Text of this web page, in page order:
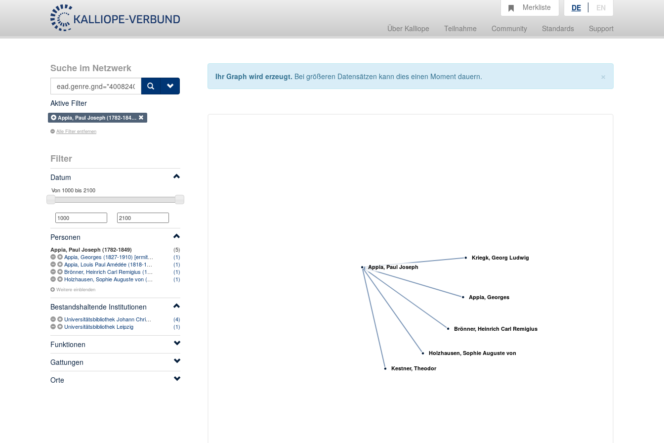
Über Kalliope Teilnahme Community Standards Support
Merkliste DE EN
Suche im Netzwerk
Aktive Filter
Appia, Paul Joseph (1782-184…
Alle Filter entfernen
Filter
Datum
Personen
Appia, Paul Joseph (1782-1849)
(5)
Appia, Georges (1827-1910) [ermittelt]
(1)
Appia, Louis Paul Amédée (1818-1898)
(1)
Brönner, Heinrich Carl Remigius (1789-1857)
(1)
Holzhausen, Sophie Auguste von (1800-1867)
(1)
Weitere einblenden
Bestandshaltende Institutionen
Universitätsbibliothek Johann Christian Senckenberg
(4)
Universitätsbibliothek Leipzig
(1)
Funktionen
Gattungen
Orte
×
Ihr Graph wird erzeugt. Bei größeren Datensätzen kann dies einen Moment dauern.
Appia, Georges
Kriegk, Georg Ludwig
Appia, Paul Joseph
Holzhausen, Sophie Auguste von
Brönner, Heinrich Carl Remigius
Kestner, Theodor